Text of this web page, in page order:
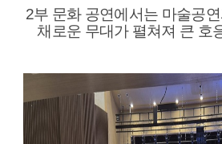
2부 문화 공연에서는 마술공
채로운 무대가 펼쳐져 큰 호